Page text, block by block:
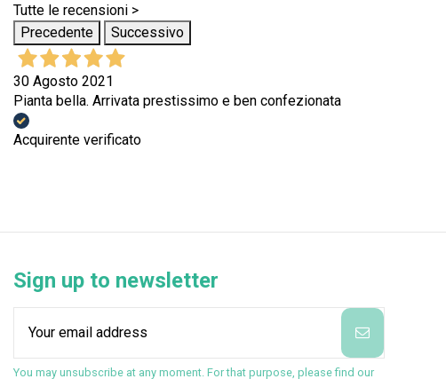
Tutte le recensioni >
Precedente
Successivo
30 Agosto 2021
Pianta bella. Arrivata prestissimo e ben confezionata
Acquirente verificato
Sign up to newsletter
You may unsubscribe at any moment. For that purpose, please find our